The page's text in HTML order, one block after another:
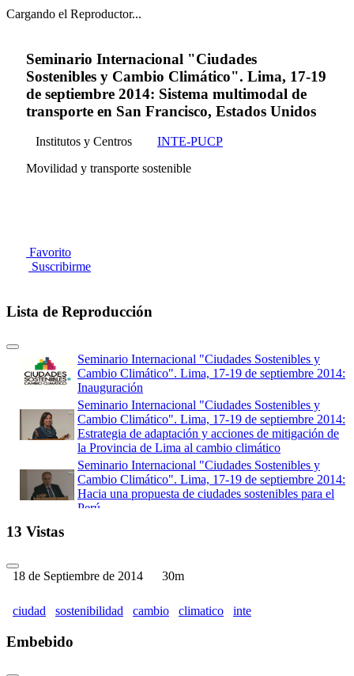
Cargando el Reproductor...
Seminario Internacional "Ciudades
Sostenibles y Cambio Climático". Lima, 17-19
de septiembre 2014: Sistema multimodal de
transporte en San Francisco, Estados Unidos
Institutos y Centros
INTE-PUCP
Movilidad y transporte sostenible
Favorito
Suscribirme
Lista de Reproducción
Seminario Internacional "Ciudades Sostenibles y
Cambio Climático". Lima, 17-19 de septiembre 2014:
Inauguración
Seminario Internacional "Ciudades Sostenibles y
Cambio Climático". Lima, 17-19 de septiembre 2014:
Estrategia de adaptación y acciones de mitigación de
la Provincia de Lima al cambio climático
Seminario Internacional "Ciudades Sostenibles y
Cambio Climático". Lima, 17-19 de septiembre 2014:
Hacia una propuesta de ciudades sostenibles para el
Perú
El Camino a Paris 2015
13 Vistas
18 de Septiembre de 2014 30m
ciudad sostenibilidad cambio climatico inte
Embebido